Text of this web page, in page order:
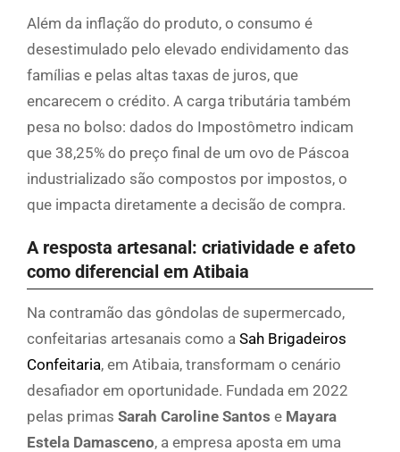
Além da inflação do produto, o consumo é
desestimulado pelo elevado endividamento das
famílias e pelas altas taxas de juros, que
encarecem o crédito. A carga tributária também
pesa no bolso: dados do Impostômetro indicam
que 38,25% do preço final de um ovo de Páscoa
industrializado são compostos por impostos, o
que impacta diretamente a decisão de compra.
A resposta artesanal: criatividade e afeto
como diferencial em Atibaia
Na contramão das gôndolas de supermercado,
confeitarias artesanais como a Sah Brigadeiros
Confeitaria, em Atibaia, transformam o cenário
desafiador em oportunidade. Fundada em 2022
pelas primas Sarah Caroline Santos e Mayara
Estela Damasceno, a empresa aposta em uma